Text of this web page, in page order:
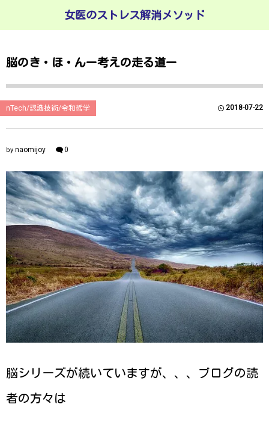
女医のストレス解消メソッド
脳のき・ほ・んー考えの走る道ー
nTech/認識技術/令和哲学 2018-07-22
by naomijoy 0
脳シリーズが続いていますが、、、ブログの読
者の方々は